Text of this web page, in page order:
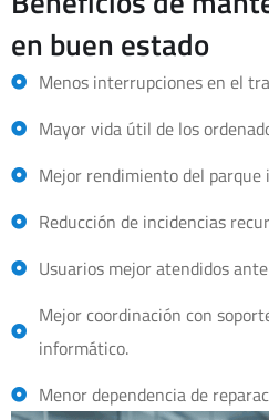
en buen estado
Menos interrupciones en el
Mayor vida útil de los
Mejor rendimiento del parque
Reducción de incidencias
Usuarios mejor atendidos
Mejor coordinación con
informático.
Menor dependencia de